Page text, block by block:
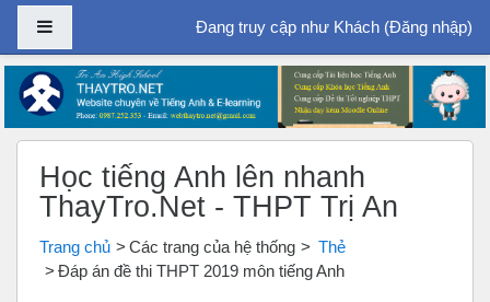
Chuyển tới nội dung chính
Bảng điều khiển cạnhĐang truy cập như Khách (Đăng nhập)
Học tiếng Anh lên nhanh
ThayTro.Net - THPT Trị An
Trang chủ Các trang của hệ thống
Thẻ
Đáp án đề thi THPT 2019 môn tiếng Anh